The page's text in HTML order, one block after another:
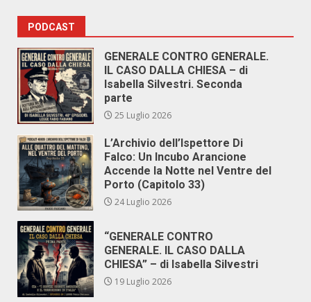
PODCAST
GENERALE CONTRO GENERALE.
IL CASO DALLA CHIESA – di
Isabella Silvestri. Seconda
parte
25 Luglio 2026
L’Archivio dell’Ispettore Di
Falco: Un Incubo Arancione
Accende la Notte nel Ventre del
Porto (Capitolo 33)
24 Luglio 2026
“GENERALE CONTRO
GENERALE. IL CASO DALLA
CHIESA” – di Isabella Silvestri
19 Luglio 2026